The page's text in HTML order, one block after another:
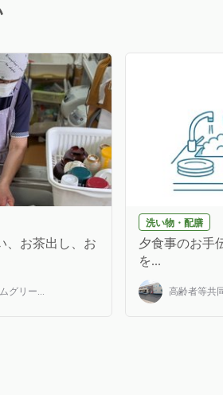
、お茶出し、お
グリー...
洗い物・配膳
夕食事のお手
を...
高齢者等共